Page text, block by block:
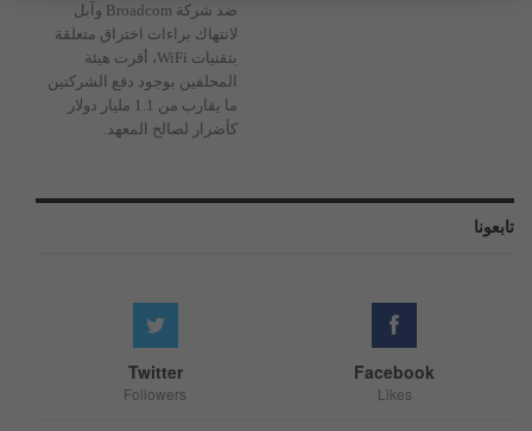
ضد شركة Broadcom وآبل
لانتهاك براءات اختراق متعلقة
بتقنيات WiFi، أقرت هيئة
المحلفين بوجود دفع الشركتين
ما يقارب من 1.1 مليار دولار
كأضرار لصالح المعهد.
تابعونا
Facebook
Likes
Twitter
Followers